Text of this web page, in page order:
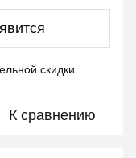
скидки
К сравнению